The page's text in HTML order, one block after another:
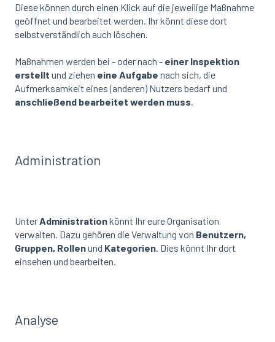
Diese können durch einen Klick auf die jeweilige Maßnahme
geöffnet und bearbeitet werden. Ihr könnt diese dort
selbstverständlich auch löschen.
Maßnahmen werden bei - oder nach - einer Inspektion
erstellt und ziehen eine Aufgabe nach sich, die
Aufmerksamkeit eines (anderen) Nutzers bedarf und
anschließend bearbeitet werden muss.
Administration
UnterAdministrationkönnt Ihr eure Organisation
verwalten. Dazu gehören die Verwaltung von Benutzern,
Gruppen, Rollenund Kategorien. Dies könnt Ihr dort
einsehen und bearbeiten.
Analyse